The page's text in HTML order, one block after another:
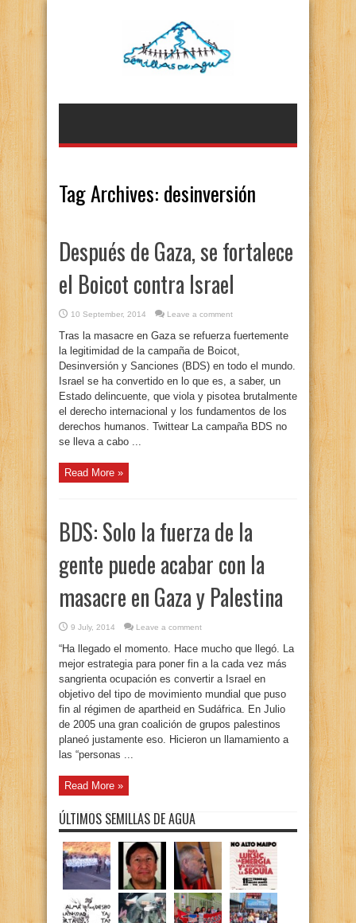
Tag Archives: desinversión
Después de Gaza, se fortalece
el Boicot contra Israel
10 September, 2014 Leave a comment
Tras la masacre en Gaza se refuerza fuertemente
la legitimidad de la campaña de Boicot,
Desinversión y Sanciones (BDS) en todo el mundo.
Israel se ha convertido en lo que es, a saber, un
Estado delincuente, que viola y pisotea brutalmente
el derecho internacional y los fundamentos de los
derechos humanos. Twittear La campaña BDS no
se lleva a cabo ...
Read More »
BDS: Solo la fuerza de la
gente puede acabar con la
masacre en Gaza y Palestina
9 July, 2014 Leave a comment
“Ha llegado el momento. Hace mucho que llegó. La
mejor estrategia para poner fin a la cada vez más
sangrienta ocupación es convertir a Israel en
objetivo del tipo de movimiento mundial que puso
fin al régimen de apartheid en Sudáfrica. En Julio
de 2005 una gran coalición de grupos palestinos
planeó justamente eso. Hicieron un llamamiento a
las “personas ...
Read More »
ÚLTIMOS SEMILLAS DE AGUA